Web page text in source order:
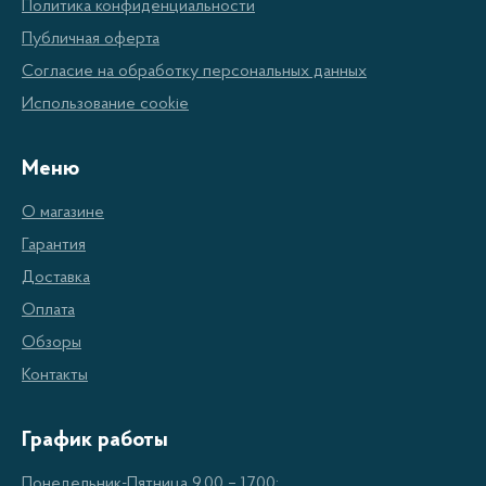
Высокая эффективность — котлы отопления
ЭРДО имеют высокую эффективность,
обеспечения тепла и комфорта в доме.
Надежность — котлы отопления ЭРДО
отличаются прочностью и долговечностью,
что делает их идеальным выбором для
Доступные цены — котлы отопления ЭРДО
доступны по доступным ценам, поэтому они
Политика конфиденциальности
Публичная оферта
Согласие на обработку персональных данных
Использование cookie
Меню
О магазине
Гарантия
Доставка
Оплата
Обзоры
Контакты
График работы